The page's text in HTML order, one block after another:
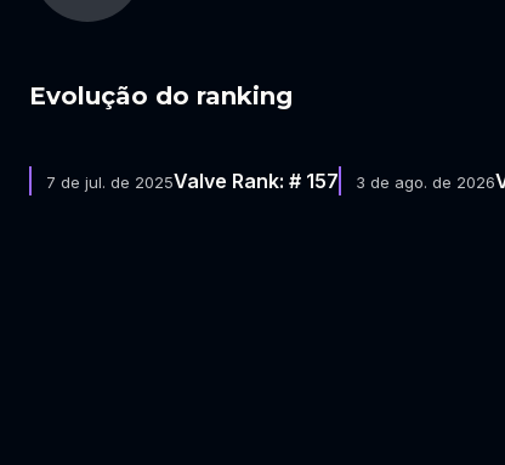
Evolução do ranking
7 de jul. de 2025Valve Rank: # 157 3 de ago. de 2026